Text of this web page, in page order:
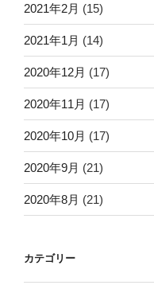
2021年2月 (15)
2021年1月 (14)
2020年12月 (17)
2020年11月 (17)
2020年10月 (17)
2020年9月 (21)
2020年8月 (21)
カテゴリー